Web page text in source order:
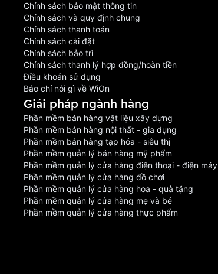
Chính sách bảo mật thông tin
Chính sách và quy định chung
Chính sách thanh toán
Chính sách cài đặt
Chính sách bảo trì
Chính sách thanh lý hợp đồng/hoàn tiền
Điều khoản sử dụng
Báo chí nói gì về WiOn
Giải pháp ngành hàng
Phần mềm bán hàng vật liệu xây dựng
Phần mềm bán hàng nội thất - gia dụng
Phần mềm bán hàng tạp hóa - siêu thị
Phần mềm quản lý bán hàng mỹ phẩm
Phần mềm quản lý cửa hàng điện thoại - điện máy
Phần mềm quản lý cửa hàng đồ chơi
Phần mềm quản lý cửa hàng hoa - quà tặng
Phần mềm quản lý cửa hàng mẹ và bé
Phần mềm quản lý cửa hàng thực phẩm